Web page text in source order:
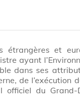
et
ayant
dans ses
de l’exécution
officiel du Grand-